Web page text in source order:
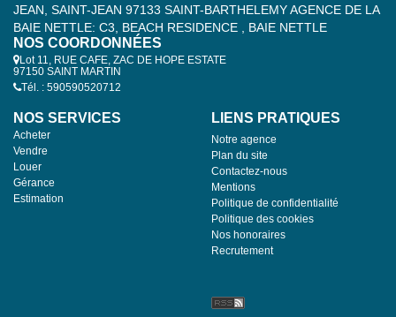
JEAN, SAINT-JEAN 97133 SAINT-BARTHELEMY AGENCE DE LA
BAIE NETTLE: C3, BEACH RESIDENCE , BAIE NETTLE
NOS COORDONNÉES
Lot 11, RUE CAFE, ZAC DE HOPE ESTATE
97150 SAINT MARTIN
Tél. : 590590520712
NOS SERVICES
Acheter
Vendre
Louer
Gérance
Estimation
LIENS PRATIQUES
Notre agence
Plan du site
Contactez-nous
Mentions
Politique de confidentialité
Politique des cookies
Nos honoraires
Recrutement